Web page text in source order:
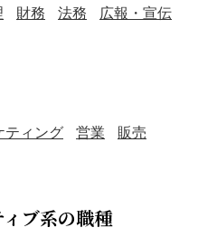
財務 法務
広報・宣伝
ティング 営業
販売
ブ系の職種